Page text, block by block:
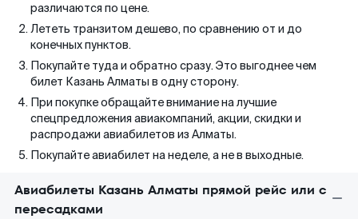
различаются по цене.
Лететь транзитом дешево, по сравнению от и до
конечных пунктов.
Покупайте туда и обратно сразу. Это выгоднее чем
билет Казань Алматы в одну сторону.
При покупке обращайте внимание на лучшие
спецпредложения авиакомпаний, акции, скидки и
распродажи авиабилетов из Алматы.
Покупайте авиабилет на неделе, а не в выходные.
Авиабилеты Казань Алматы прямой рейс или с
пересадками